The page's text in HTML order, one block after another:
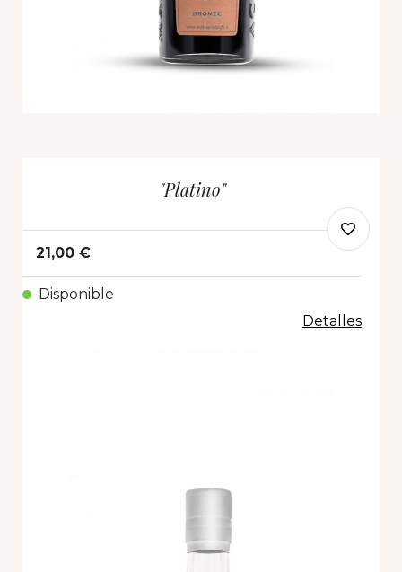
"Platino"
21,00 €
Disponible
Detalles